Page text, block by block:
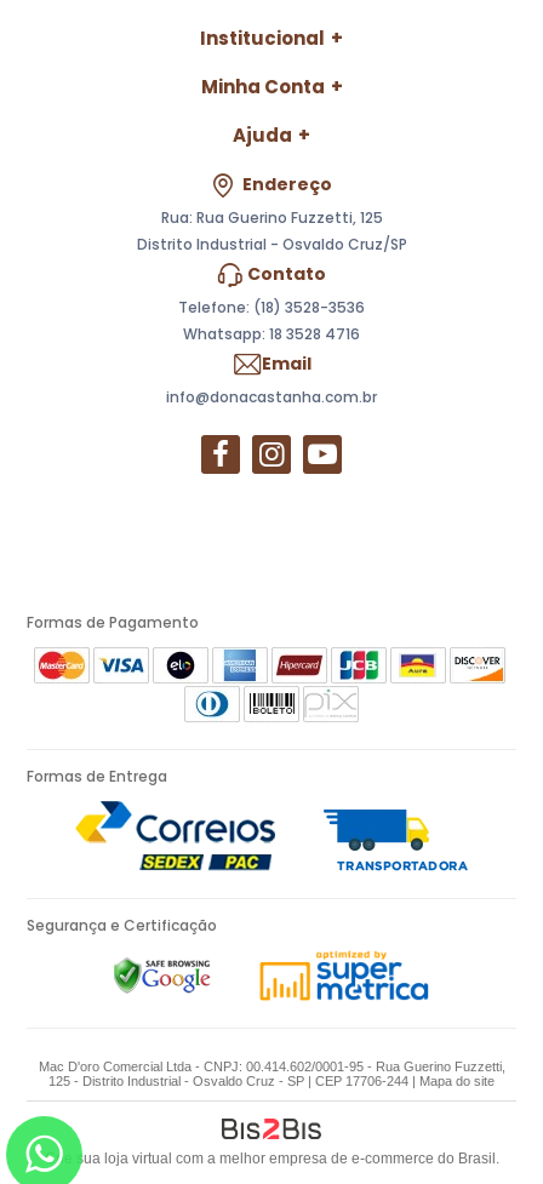
Institucional
Minha Conta
Ajuda
Endereço
Rua: Rua Guerino Fuzzetti, 125
Distrito Industrial - Osvaldo Cruz/SP
Contato
Telefone: (18) 3528-3536
Whatsapp: 18 3528 4716
Email
info@donacastanha.com.br
Formas de Pagamento
Formas de Entrega
Segurança e Certificação
Mac D'oro Comercial Ltda - CNPJ: 00.414.602/0001-95 - Rua Guerino Fuzzetti,
125 - Distrito Industrial - Osvaldo Cruz - SP | CEP 17706-244 | Mapa do site
Crie sua loja virtual com a melhor empresa de e-commerce do Brasil.